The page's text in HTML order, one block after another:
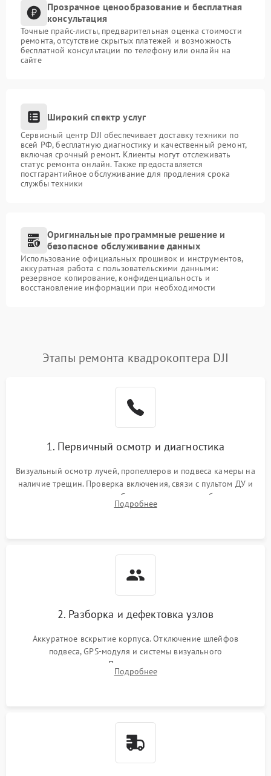
Прозрачное ценообразование и бесплатная
консультация
Точные прайс-листы, предварительная оценка стоимости
ремонта, отсутствие скрытых платежей и возможность
бесплатной консультации по телефону или онлайн на
сайте
Широкий спектр услуг
Сервисный центр DJI обеспечивает доставку техники по
всей РФ, бесплатную диагностику и качественный ремонт,
включая срочный ремонт. Клиенты могут отслеживать
статус ремонта онлайн. Также предоставляется
постгарантийное обслуживание для продления срока
службы техники
Оригинальные программные решение и
безопасное обслуживание данных
Использование официальных прошивок и инструментов,
аккуратная работа с пользовательскими данными:
резервное копирование, конфиденциальность и
восстановление информации при необходимости
Этапы ремонта квадрокоптера DJI
1. Первичный осмотр и диагностика
Визуальный осмотр лучей, пропеллеров и подвеса камеры на
наличие трещин. Проверка включения, связи с пультом ДУ и
передачи видеосигнала. Считывание логов ошибок через
полетное ПО для определения характера неисправности.
Подробнее
2. Разборка и дефектовка узлов
Аккуратное вскрытие корпуса. Отключение шлейфов
подвеса, GPS-модуля и системы визуального
позиционирования. Проверка полетного контроллера,
регуляторов оборотов (ESC) и бесколлекторных моторов на
Подробнее